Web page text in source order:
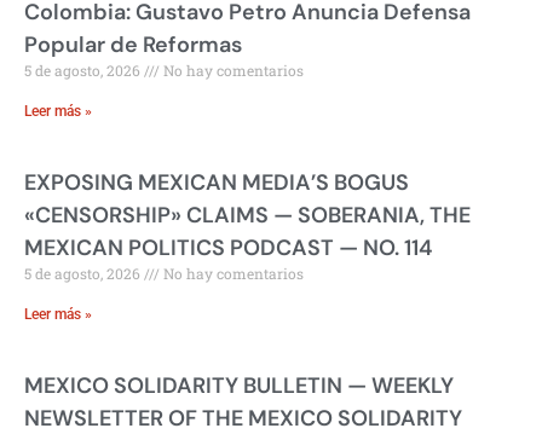
Colombia: Gustavo Petro Anuncia Defensa
Popular de Reformas
5 de agosto, 2026 No hay comentarios
Leer más »
EXPOSING MEXICAN MEDIA’S BOGUS
«CENSORSHIP» CLAIMS — SOBERANIA, THE
MEXICAN POLITICS PODCAST — NO. 114
5 de agosto, 2026 No hay comentarios
Leer más »
MEXICO SOLIDARITY BULLETIN — WEEKLY
NEWSLETTER OF THE MEXICO SOLIDARITY